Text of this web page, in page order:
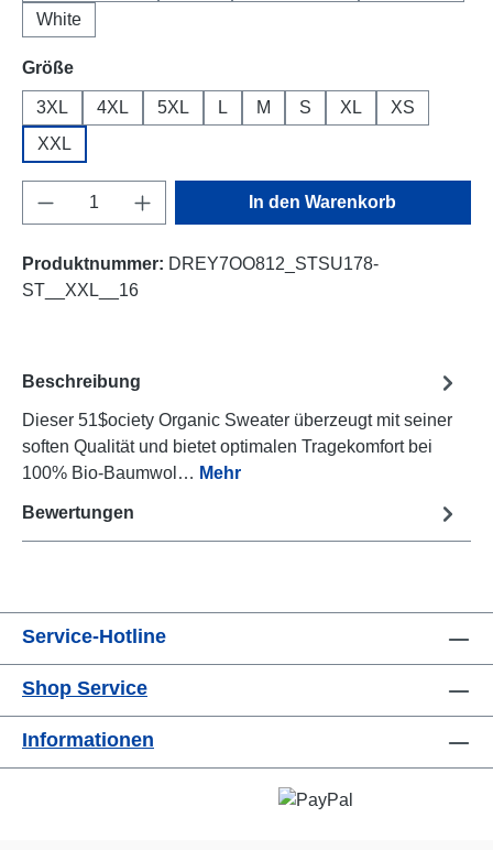
White
Größeauswählen
3XL 4XL 5XL L M S XL
XS
XXL
Produkt Anzahl: Gib den gewünschten
In den Warenkorb
Produktnummer: DREY7OO812_STSU178-
ST__XXL__16
Beschreibung
Dieser 51$ociety Organic Sweater überzeugt mit seiner
soften Qualität und bietet optimalen Tragekomfort bei
100% Bio-Baumwol… Mehr
Bewertungen
Service-Hotline
Shop Service
Informationen